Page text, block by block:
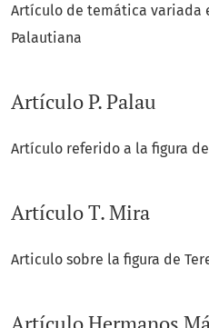
Artículo de temática variada
Palautiana
Artículo P. Palau
Artículo referido a la figura de
Artículo T. Mira
Articulo sobre la figura de